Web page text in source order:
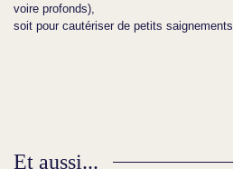
voire profonds),
soit pour cautériser de petits saignements.
Et aussi...